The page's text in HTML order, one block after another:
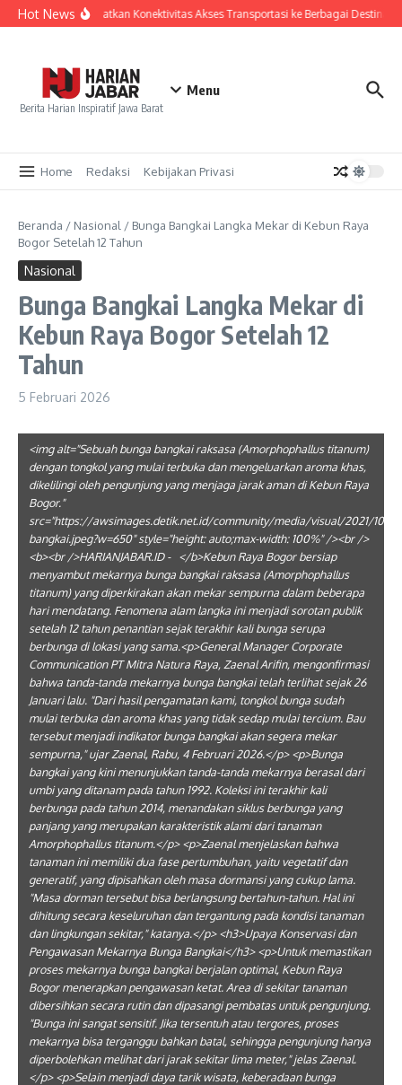
Lewati ke konten
Hot News
PT KAI Tingkatkan Konektivitas Akses Transportasi ke Berbagai Destinasi
Berita Harian Inspiratif Jawa Barat
Menu
Home Redaksi Kebijakan Privasi
Beranda / Nasional / Bunga Bangkai Langka Mekar di Kebun Raya
Bogor Setelah 12 Tahun
Nasional
Bunga Bangkai Langka Mekar di
Kebun Raya Bogor Setelah 12
Tahun
5 Februari 2026
<img alt="Sebuah bunga bangkai raksasa (Amorphophallus titanum)
dengan tongkol yang mulai terbuka dan mengeluarkan aroma khas,
dikelilingi oleh pengunjung yang menjaga jarak aman di Kebun Raya
Bogor."
src="https://awsimages.detik.net.id/community/media/visual/2021/10/
bangkai.jpeg?w=650" style="height: auto;max-width: 100%" /><br />
<b><br />HARIANJABAR.ID - </b>Kebun Raya Bogor bersiap
menyambut mekarnya bunga bangkai raksasa (Amorphophallus
titanum) yang diperkirakan akan mekar sempurna dalam beberapa
hari mendatang. Fenomena alam langka ini menjadi sorotan publik
setelah 12 tahun penantian sejak terakhir kali bunga serupa
berbunga di lokasi yang sama.<p>General Manager Corporate
Communication PT Mitra Natura Raya, Zaenal Arifin, mengonfirmasi
bahwa tanda-tanda mekarnya bunga bangkai telah terlihat sejak 26
Januari lalu. "Dari hasil pengamatan kami, tongkol bunga sudah
mulai terbuka dan aroma khas yang tidak sedap mulai tercium. Bau
tersebut menjadi indikator bunga bangkai akan segera mekar
sempurna," ujar Zaenal, Rabu, 4 Februari 2026.</p> <p>Bunga
bangkai yang kini menunjukkan tanda-tanda mekarnya berasal dari
umbi yang ditanam pada tahun 1992. Koleksi ini terakhir kali
berbunga pada tahun 2014, menandakan siklus berbunga yang
panjang yang merupakan karakteristik alami dari tanaman
Amorphophallus titanum.</p> <p>Zaenal menjelaskan bahwa
tanaman ini memiliki dua fase pertumbuhan, yaitu vegetatif dan
generatif, yang dipisahkan oleh masa dormansi yang cukup lama.
"Masa dorman tersebut bisa berlangsung bertahun-tahun. Hal ini
dihitung secara keseluruhan dan tergantung pada kondisi tanaman
dan lingkungan sekitar," katanya.</p> <h3>Upaya Konservasi dan
Pengawasan Mekarnya Bunga Bangkai</h3> <p>Untuk memastikan
proses mekarnya bunga bangkai berjalan optimal, Kebun Raya
Bogor menerapkan pengawasan ketat. Area di sekitar tanaman
dibersihkan secara rutin dan dipasangi pembatas untuk pengunjung.
"Bunga ini sangat sensitif. Jika tersentuh atau tergores, proses
mekarnya bisa terganggu bahkan batal, sehingga pengunjung hanya
diperbolehkan melihat dari jarak sekitar lima meter," jelas Zaenal.
</p> <p>Selain menjadi daya tarik wisata, keberadaan bunga